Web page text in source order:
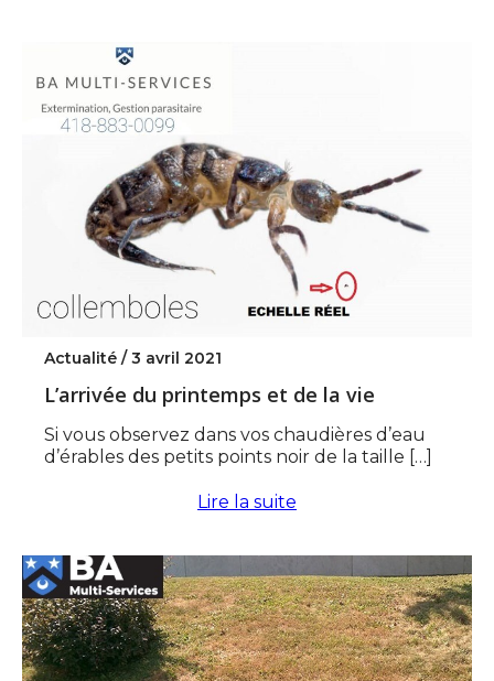
Actualité /3 avril 2021
L’arrivée du printemps et de la vie
Si vous observez dans vos chaudières d’eau
d’érables des petits points noir de la taille […]
Lire la suite